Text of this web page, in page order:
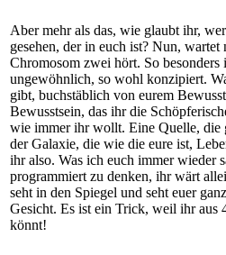
Aber mehr als das, wie glaubt ihr,
gesehen, der in euch ist? Nun,
Chromosom zwei hört. So besonders
ungewöhnlich, so wohl konzipiert.
gibt, buchstäblich von eurem
Bewusstsein, das ihr die
wie immer ihr wollt. Eine Quelle, die
der Galaxie, die wie die eure ist,
ihr also. Was ich euch immer wieder
programmiert zu denken, ihr wärt
seht in den Spiegel und seht euer
Gesicht. Es ist ein Trick, weil ihr aus
könnt!